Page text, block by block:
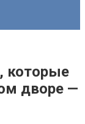
которые
дворе —